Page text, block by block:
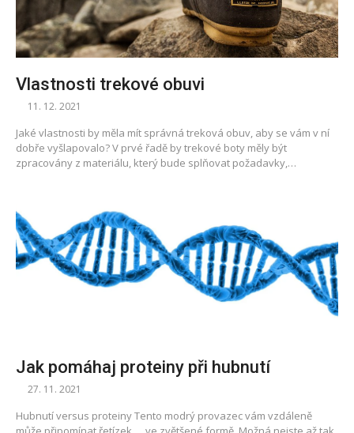
Vlastnosti trekové obuvi
11. 12. 2021
Jaké vlastnosti by měla mít správná treková obuv, aby se vám v ní
dobře vyšlapovalo? V prvé řadě by trekové boty měly být
zpracovány z materiálu, který bude splňovat požadavky,…
Jak pomáhaj proteiny při hubnutí
27. 11. 2021
Hubnutí versus proteiny Tento modrý provazec vám vzdáleně